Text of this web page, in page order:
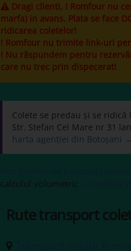
Dragi clienti, ! Romfour nu
marfa) in avans. Plata se face
ridicarea coletelor!
! Romfour nu trimite link-uri
! Nu răspundem pentru
care nu trec prin dispecerat!
Colete se predau și se ridică
Str. Stefan Cel Mare nr 31
harta agenției din Botoșani →
calculul volumetric ·
Rute transport